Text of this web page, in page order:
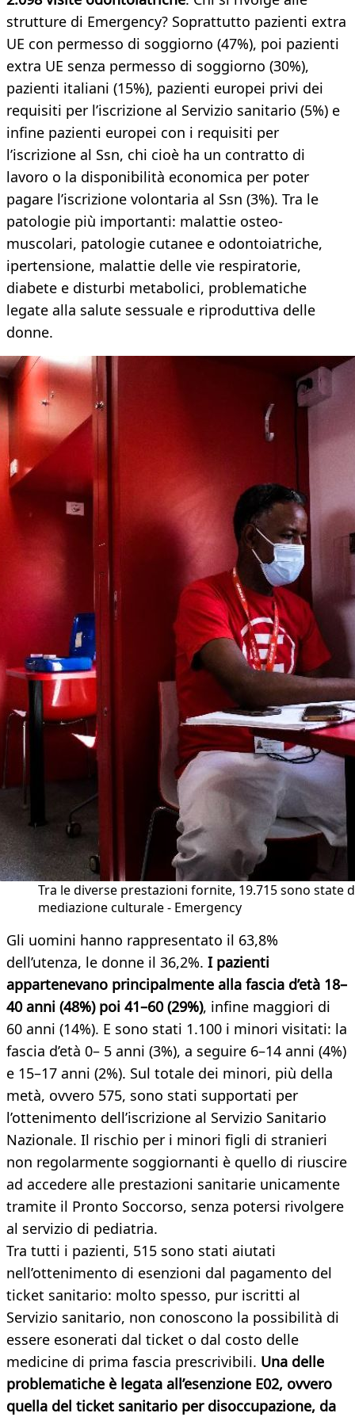
strutture di Emergency? Soprattutto pazienti extra
UE con permesso di soggiorno (47%), poi pazienti
extra UE senza permesso di soggiorno (30%),
pazienti italiani (15%), pazienti europei privi dei
requisiti per l’iscrizione al Servizio sanitario (5%) e
infine pazienti europei con i requisiti per
l’iscrizione al Ssn, chi cioè ha un contratto di
lavoro o la disponibilità economica per poter
pagare l’iscrizione volontaria al Ssn (3%). Tra le
patologie più importanti: malattie osteo-
muscolari, patologie cutanee e odontoiatriche,
ipertensione, malattie delle vie respiratorie,
diabete e disturbi metabolici, problematiche
legate alla salute sessuale e riproduttiva delle
donne.
Tra le diverse prestazioni fornite, 19.715 sono state
mediazione culturale - Emergency
Gli uomini hanno rappresentato il 63,8%
dell’utenza, le donne il 36,2%. I pazienti
appartenevano principalmente alla fascia d’età 18–
40 anni (48%) poi 41–60 (29%), infine maggiori di
60 anni (14%). E sono stati 1.100 i minori visitati: la
fascia d’età 0– 5 anni (3%), a seguire 6–14 anni (4%)
e 15–17 anni (2%). Sul totale dei minori, più della
metà, ovvero 575, sono stati supportati per
l’ottenimento dell’iscrizione al Servizio Sanitario
Nazionale. Il rischio per i minori figli di stranieri
non regolarmente soggiornanti è quello di riuscire
ad accedere alle prestazioni sanitarie unicamente
tramite il Pronto Soccorso, senza potersi rivolgere
al servizio di pediatria.
Tra tutti i pazienti, 515 sono stati aiutati
nell’ottenimento di esenzioni dal pagamento del
ticket sanitario: molto spesso, pur iscritti al
Servizio sanitario, non conoscono la possibilità di
essere esonerati dal ticket o dal costo delle
medicine di prima fascia prescrivibili. Una delle
problematiche è legata all’esenzione E02, ovvero
quella del ticket sanitario per disoccupazione, da